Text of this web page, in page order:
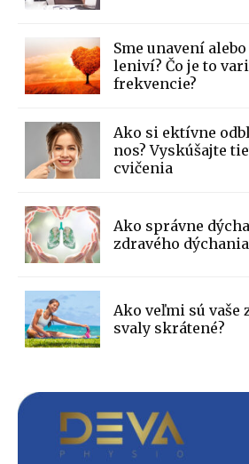
Sme unavení
leniví? Čo je to
frekvencie?
Ako si ektívne
nos? Vyskúšajte
cvičenia
Ako správne
zdravého dýchania
Ako veľmi sú vaše
svaly skrátené?